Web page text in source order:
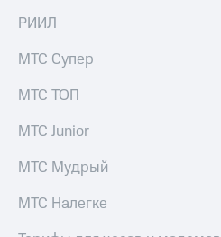
Другое
Регистратор
Контакты
деловая этика
РИИЛ
МТС Супер
МТС ТОП
МТС Junior
МТС Мудрый
МТС Налегке